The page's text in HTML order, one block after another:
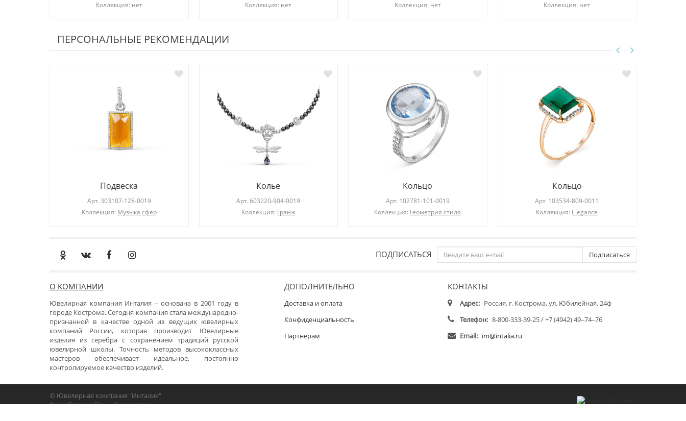
Коллекция: нет
Коллекция: нет
Коллекция: нет
Коллекция: нет
ПЕРСОНАЛЬНЫЕ РЕКОМЕНДАЦИИ
Подвеска
Арт. 303107-128-0019
Коллекция: Музыка сфер
Колье
Арт.603220-904-0019
Коллекция: Гранж
Кольцо
Арт. 102781-101-0019
Коллекция: Геометрия стиля
Кольцо
Арт. 103534-809-0011
Коллекция: Elegance
ПОДПИСАТЬСЯ Подписаться
О КОМПАНИИ
Ювелирная компания Инталия – основана в 2001 году в
городе Кострома. Сегодня компания стала международно-
признанной в качестве одной из ведущих ювелирных
компаний России, которая производит Ювелирные
изделия из серебра с сохранением традиций русской
ювелирной школы. Точность методов высококлассных
мастеров обеспечивает идеальное, постоянно
контролируемое качество изделий.
ДОПОЛНИТЕЛЬНО
Доставка и оплата
Конфиденциальность
Партнерам
КОНТАКТЫ
Адрес: Россия, г. Кострома, ул. Юбилейная, 24ф
Телефон: 8-800-333-39-25 / +7 (4942) 49‒74‒76
Email: im@intalia.ru
© Ювелирная компания "Инталия"
Разработка сайта -«Точка опоры»